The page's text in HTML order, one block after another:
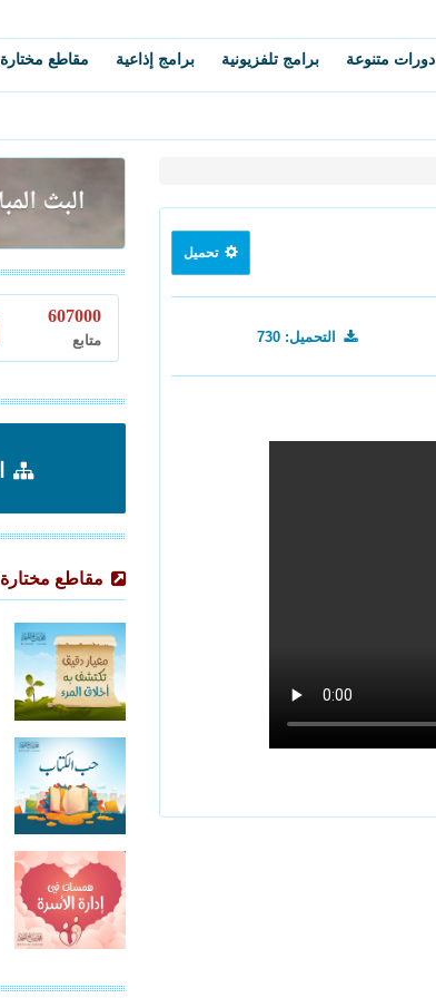
دورات متنوعة برامج تلفزيونية برامج إذاعية مقاطع مختارة
تحميل
التحميل: 730
607000
متابع
مقاطع مختارة